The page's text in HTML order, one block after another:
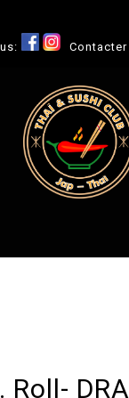
Contacter
Roll-